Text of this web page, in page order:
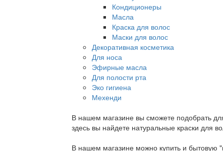
Кондиционеры
Масла
Краска для волос
Маски для волос
Декоративная косметика
Для носа
Эфирные масла
Для полости рта
Эко гигиена
Мехенди
В нашем магазине вы сможете подобрать
здесь вы найдете натуральные краски для
В нашем магазине можно купить и бытовую